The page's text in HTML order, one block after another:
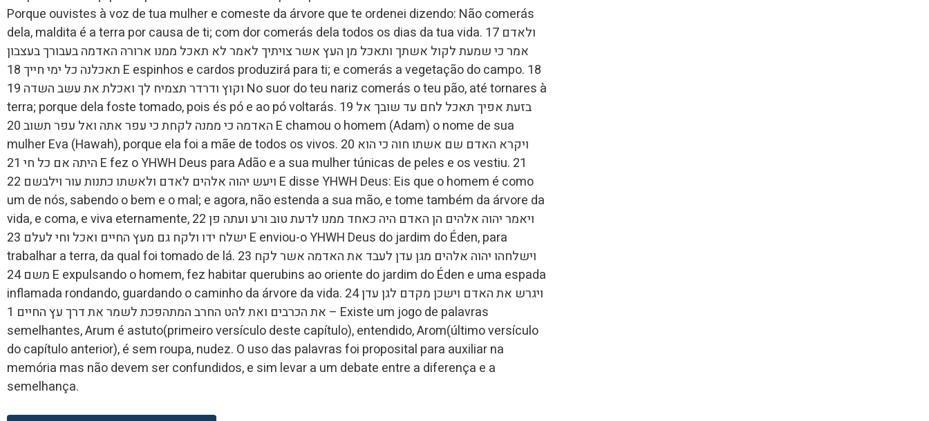
Porque ouvistes à voz de tua mulher e comeste da árvore que te ordenei dizendo: Não comerás
dela, maldita é a terra por causa de ti; com dor comerás dela todos os dias da tua vida. 17 ולאדם
אמר כי שמעת לקול אשתך ותאכל מן העץ אשר צויתיך לאמר לא תאכל ממנו ארורה האדמה בעבורך בעצבון
תאכלנה כל ימי חייך 18 E espinhos e cardos produzirá para ti; e comerás a vegetação do campo. 18
וקוץ ודרדר תצמיח לך ואכלת את עשב השדה 19 No suor do teu nariz comerás o teu pão, até tornares à
terra; porque dela foste tomado, pois és pó e ao pó voltarás. 19 בזעת אפיך תאכל לחם עד שובך אל
האדמה כי ממנה לקחת כי עפר אתה ואל עפר תשוב 20 E chamou o homem (Adam) o nome de sua
mulher Eva (Hawah), porque ela foi a mãe de todos os vivos. 20 ויקרא האדם שם אשתו חוה כי הוא
היתה אם כל חי 21 E fez o YHWH Deus para Adão e a sua mulher túnicas de peles e os vestiu. 21
ויעש יהוה אלהים לאדם ולאשתו כתנות עור וילבשם 22 E disse YHWH Deus: Eis que o homem é como
um de nós, sabendo o bem e o mal; e agora, não estenda a sua mão, e tome também da árvore da
vida, e coma, e viva eternamente, 22 ויאמר יהוה אלהים הן האדם היה כאחד ממנו לדעת טוב ורע ועתה פן
ישלח ידו ולקח גם מעץ החיים ואכל וחי לעלם 23 E enviou-o YHWH Deus do jardim do Éden, para
trabalhar a terra, da qual foi tomado de lá. 23 וישלחהו יהוה אלהים מגן עדן לעבד את האדמה אשר לקח
משם 24 E expulsando o homem, fez habitar querubins ao oriente do jardim do Éden e uma espada
inflamada rondando, guardando o caminho da árvore da vida. 24 ויגרש את האדם וישכן מקדם לגן עדן
את הכרבים ואת להט החרב המתהפכת לשמר את דרך עץ החיים 1 – Existe um jogo de palavras
semelhantes, Arum é astuto(primeiro versículo deste capítulo), entendido, Arom(último versículo
do capítulo anterior), é sem roupa, nudez. O uso das palavras foi proposital para auxiliar na
memória mas não devem ser confundidos, e sim levar a um debate entre a diferença e a
semelhança.